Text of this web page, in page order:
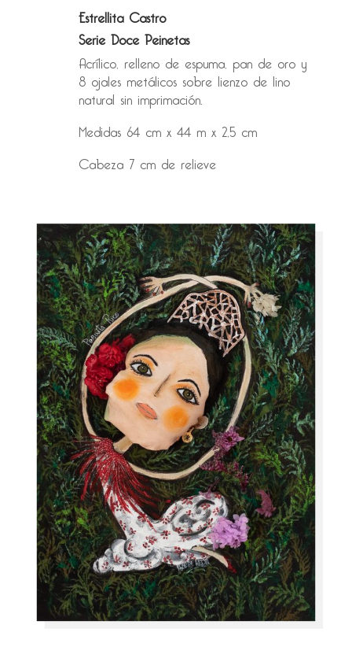
Estrellita Castro
Serie Doce Peinetas
Acrílico, relleno de espuma, pan de oro y
8 ojales metálicos sobre lienzo de lino
natural sin imprimación.
Medidas 64 cm x 44 m x 2,5 cm
Cabeza 7 cm de relieve